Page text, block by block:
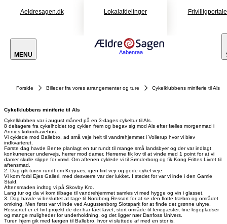
Aeldresagen.dk Lokalafdelinger
MENU Aabenraa
Forside Billeder fra vores arrangementer og ture Cykelklubbens miniferie til Als
Cykelklubbens miniferie til Als
Cykelklubben var i august måned på en 3-dages cykeltur til Als.
8 deltagere fra cykelholdet tog cyklen frem og begav sig mod Als efter fælles morgenmad i
Annies kolonihavehus.
Vi cyklede mod Ballebro, ad små veje helt til vandrehjemmet i Vollerup hvor vi blev
indkvarteret.
Første dag havde Bente planlagt en tur rundt til mange små landsbyer og der var indlagt
konkurrencer undervejs, herrer mod damer. Herrerne fik lov til at vinde med 1 point for at vi
damer skulle slippe for vrøvl. Om aftenen cyklede vi til Sønderborg og fik Kong Frittes Livret til
aftensmad.
2. Dag gik turen rundt om Kegnæs, igen fint vejr og gode cykel veje.
Vi kom forbi Ejes Galleri, med desværre var der lukket. I stedet for var vi inde i den Gamle
Stald.
Aftensmaden indtog vi på Skovby Kro.
Lang tur og da vi kom tilbage til vandrehjemmet samles vi med hygge og vin i glasset.
3. Dag havde vi besluttet at tage til Nordborg Ressort for at se den flotte træbro og området
omkring. Men først var vi inde ved Augustenborg Slotspark for at finde det grønne uhyre.
Ressortet er et fint projekt de der har fået lavet, stort område til feriegæster, fine legepladser
og mange muligheder for underholdning, og det ligger nær Danfoss Univers.
Turen hjem gik med færgen til Ballebro, hvor vi sluttede af med en stor is.